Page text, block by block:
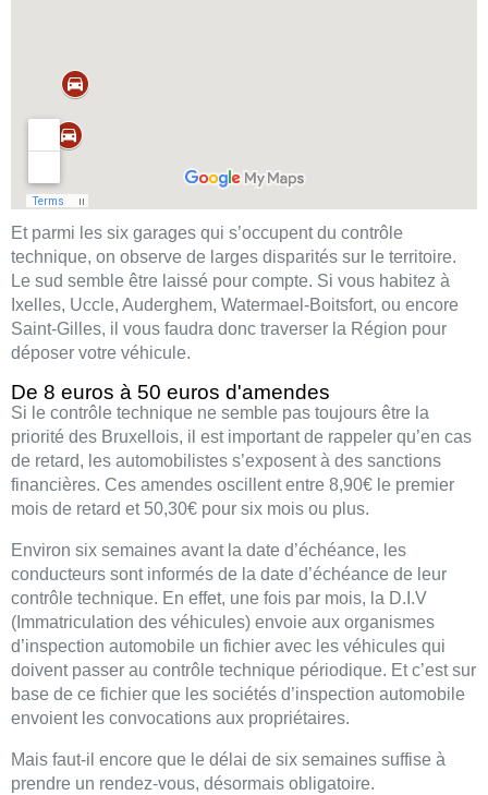
Et parmi les six garages qui s’occupent du contrôle
technique, on observe de larges disparités sur le territoire.
Le sud semble être laissé pour compte. Si vous habitez à
Ixelles, Uccle, Auderghem, Watermael-Boitsfort, ou encore
Saint-Gilles, il vous faudra donc traverser la Région pour
déposer votre véhicule.
De 8 euros à 50 euros d'amendes
Si le contrôle technique ne semble pas toujours être la
priorité des Bruxellois, il est important de rappeler qu’en cas
de retard, les automobilistes s’exposent à des sanctions
financières. Ces amendes oscillent entre 8,90€ le premier
mois de retard et 50,30€ pour six mois ou plus.
Environ six semaines avant la date d’échéance, les
conducteurs sont informés de la date d’échéance de leur
contrôle technique. En effet, une fois par mois, la D.I.V
(Immatriculation des véhicules) envoie aux organismes
d’inspection automobile un fichier avec les véhicules qui
doivent passer au contrôle technique périodique. Et c’est sur
base de ce fichier que les sociétés d’inspection automobile
envoient les convocations aux propriétaires.
Mais faut-il encore que le délai de six semaines suffise à
prendre un rendez-vous, désormais obligatoire.